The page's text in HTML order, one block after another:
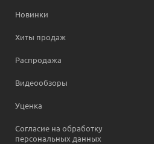
Новинки
Хиты продаж
Распродажа
Видеообзоры
Уценка
Согласие на обработку
персональных данных